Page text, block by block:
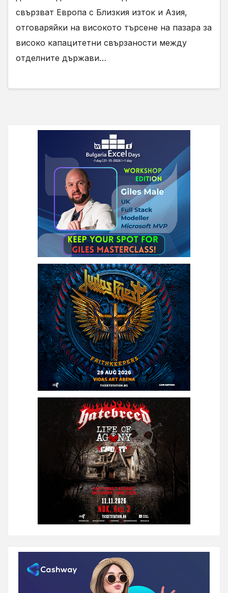
свързват Европа с Близкия изток и Азия,
отговаряйки на високото търсене на пазара за
високо капацитетни свързаности между
отделните държави…